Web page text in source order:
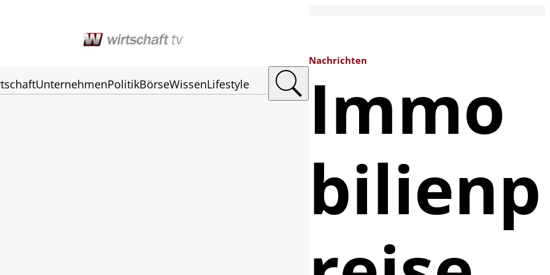
UnternehmenPolitikBörseWissenLifestyle
Nachrichten
Immo
bilienp